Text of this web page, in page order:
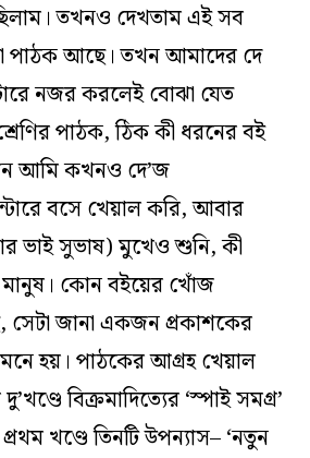
তখনও দেখতাম এই সব
পাঠক আছে। তখন আমাদের দে
নজর করলেই বোঝা যেত
পাঠক, ঠিক কী ধরনের বই
আমি কখনও দে’জ
বসে খেয়াল করি, আবার
ভাই সুভাষ) মুখেও শুনি, কী
কোন বইয়ের খোঁজ
সেটা জানা একজন প্রকাশকের
হয়। পাঠকের আগ্রহ খেয়াল
বিক্রমাদিত্যের ‘স্পাই সমগ্র’
খণ্ডে তিনটি উপন্যাস– ‘নতুন